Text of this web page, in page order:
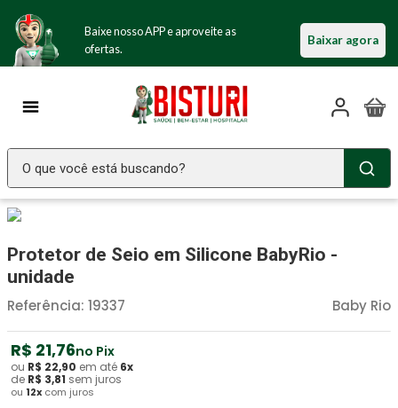
Baixe nosso APP e aproveite as
ofertas.
Baixar agora
O que você está buscando?
Protetor de Seio em Silicone BabyRio -
unidade
Baby Rio
Referência: 19337
R$ 21,76no Pix
ou R$ 22,90 em até 6x
de R$ 3,81 sem juros
ou 12x com juros
2º Fralda Geriatrica
3º Luva Latex
4º Estetoscopio Littmann
5 º Littmann
6º Absorvente Geriatrico